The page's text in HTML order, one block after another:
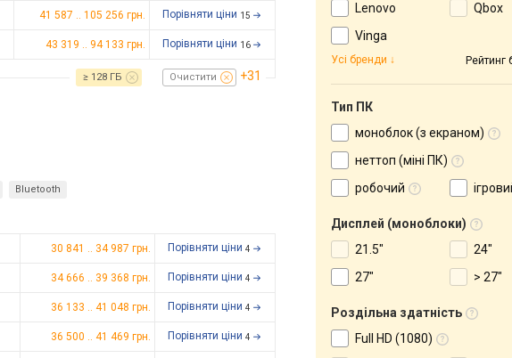
41 587 .. 105 256 грн. Порівняти ціни 15
43 319 .. 94 133 грн. Порівняти ціни 16
≥ 128 ГБ Очистити +31
Bluetooth
30 841 .. 34 987 грн. Порівняти ціни 4
34 666 .. 39 368 грн. Порівняти ціни 4
36 133 .. 41 048 грн. Порівняти ціни 4
36 500 .. 41 469 грн. Порівняти ціни 4
Lenovo
Qbox
Vinga
Рейтинг
Усі бренди
Тип ПК
моноблок (з екраном)
неттоп (міні ПК)
робочий
Дисплей (моноблоки)
21.5"
24"
27"
> 27"
Роздільна здатність
Full HD (1080)